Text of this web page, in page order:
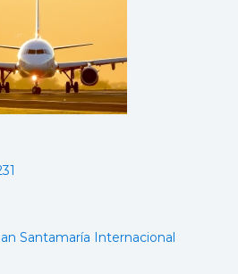
Santamaría Internacional